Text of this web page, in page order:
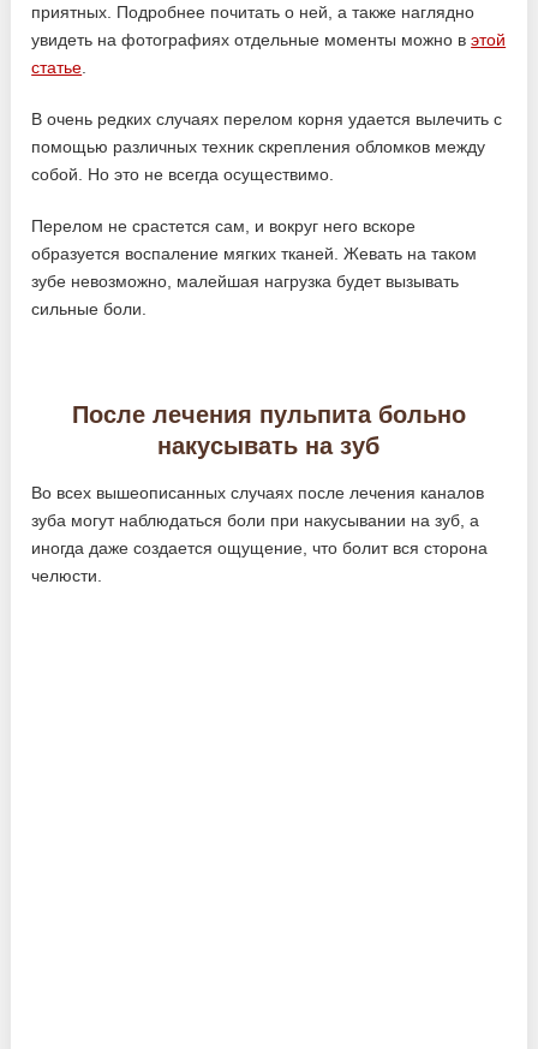
приятных. Подробнее почитать о ней, а также наглядно
увидеть на фотографиях отдельные моменты можно вэтой
статье
В очень редких случаях перелом корня удается вылечить с
помощью различных техник скрепления обломков между
собой. Но это не всегда осуществимо.
Перелом не срастется сам, и вокруг него вскоре
образуется воспаление мягких тканей. Жевать на таком
зубе невозможно, малейшая нагрузка будет вызывать
сильные боли.
После лечения пульпита больно
накусывать на зуб
Во всех вышеописанных случаях после лечения каналов
зуба могут наблюдаться боли при накусывании на зуб, а
иногда даже создается ощущение, что болит вся сторона
челюсти.